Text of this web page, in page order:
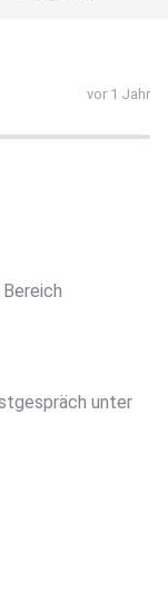
vor 1 Jahr
unter